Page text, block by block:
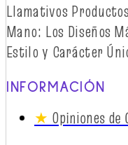
Llamativos Productos
Mano: Los Diseños
Estilo y Carácter
INFORMACIÓN
★ Opiniones de